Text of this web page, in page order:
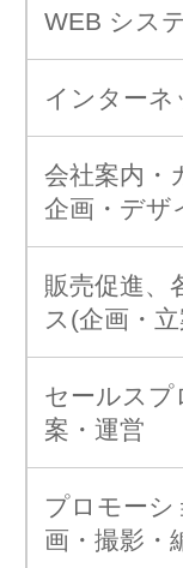
告の取扱い
オリジナル商品
アクセスマップ
〒465-0024 名古屋
ンジェ本郷2F